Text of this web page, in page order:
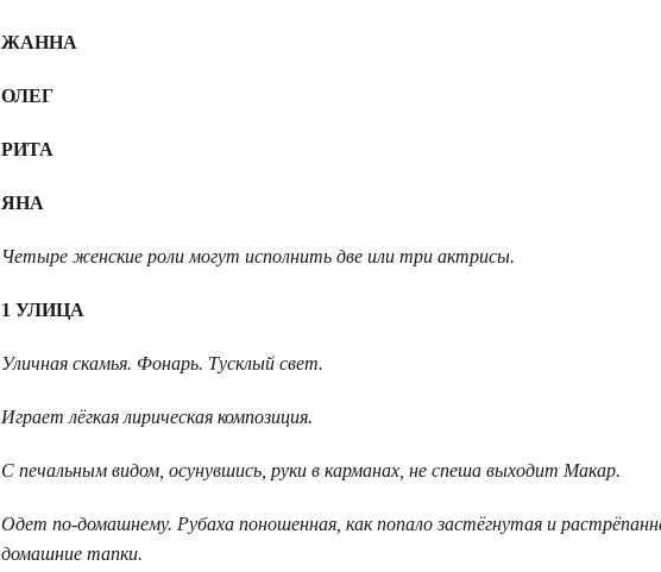
ЖАННА
ОЛЕГ
РИТА
ЯНА
Четыре женские роли могут исполнить две или три актрисы.
1 УЛИЦА
Уличная скамья. Фонарь. Тусклый свет.
Играет лёгкая лирическая композиция.
С печальным видом, осунувшись, руки в карманах, не спеша выходит Макар.
Одет по-домашнему. Рубаха поношенная, как попало застёгнутая и
домашние тапки.